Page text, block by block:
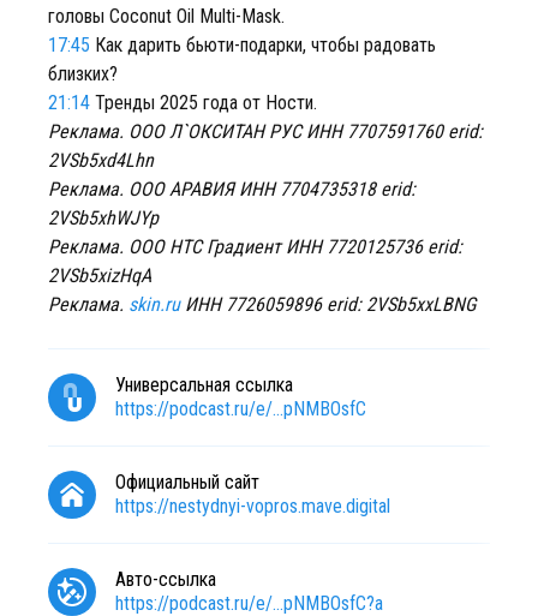
головы Coconut Oil Multi-Mask.
17:45 Как дарить бьюти-подарки, чтобы радовать
близких?
21:14 Тренды 2025 года от Ности.
Реклама. ООО Л`ОКСИТАН РУС ИНН 7707591760 erid:
2VSb5xd4Lhn
Реклама. ООО АРАВИЯ ИНН 7704735318 erid:
2VSb5xhWJYp
Реклама. ООО НТС Градиент ИНН 7720125736 erid:
2VSb5xizHqA
Реклама. skin.ruИНН 7726059896 erid: 2VSb5xxLBNG
Универсальная ссылка
https://podcast.ru/e/...pNMBOsfC
Официальный сайт
https://nestydnyi-vopros.mave.digital
Авто-ссылка
https://podcast.ru/e/...pNMBOsfC?a